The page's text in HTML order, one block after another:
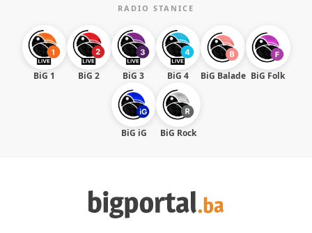
RADIO STANICE
BiG 1 BiG 2 BiG 3 BiG 4 BiG Balade BiG Folk
BiG iG BiG Rock